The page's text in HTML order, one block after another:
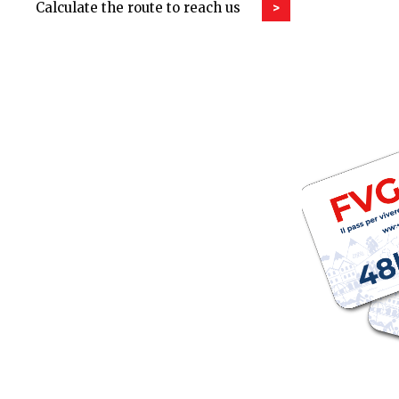
Calculate the route to reach us >